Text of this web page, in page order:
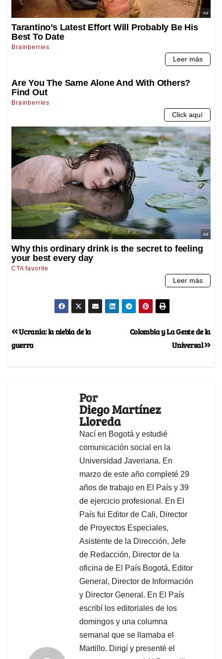
Colombia y La Gente de la
Universal
Ucrania: la niebla de la
guerra
Por
Diego Martínez
Lloreda
Nací en Bogotá y estudié
comunicación social en la
Universidad Javeriana. En
marzo de este año completé 29
años de trabajo en El País y 39
de ejercicio profesional. En El
País fui Editor de Cali, Director
de Proyectos Especiales,
Asistente de la Dirección, Jefe
de Redacción, Director de la
oficina de El País Bogotá, Editor
General, Director de Información
y Director General. En El País
escribí los editoriales de los
domingos y una columna
semanal que se llamaba el
Martillo. Dirigí y presenté el